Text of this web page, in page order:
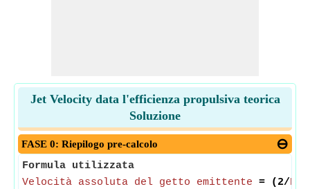
Jet Velocity data l'efficienza propulsiva teorica
Soluzione
FASE 0: Riepilogo pre-calcolo
Formula utilizzata
Velocità assoluta del getto emittente = (2/